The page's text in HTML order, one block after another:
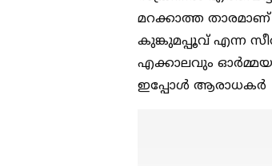
മറക്കാത്ത
കുങ്കുമപ്പൂവ് എന്ന
എക്കാലവും
ഇപ്പോള്‍ ആരാധകര്‍